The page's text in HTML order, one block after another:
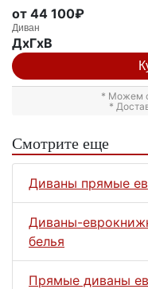
от 44 100₽
Диван
ДxГxВ
* Можем
*
Смотрите еще
Диваны прямые
Диваны-
белья
Прямые диваны